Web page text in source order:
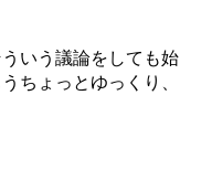
いう議論をしても始
ちょっとゆっくり、